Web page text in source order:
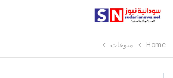
Home منوعات